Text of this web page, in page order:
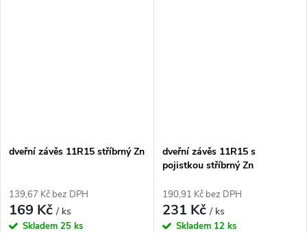
dveřní závěs 11R15 stříbrný Zn
139,67 Kč bez DPH
169 Kč/ ks
Skladem 25 ks
dveřní závěs 11R15 s
pojistkou stříbrný Zn
190,91 Kč bez DPH
231 Kč/ ks
Skladem 12 ks